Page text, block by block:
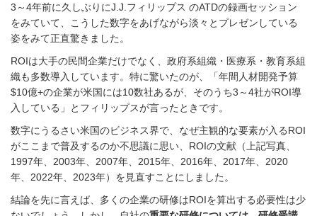
3～4年前に久しぶりにJ.J.フィリップス のATDの録画セッション
をみていて、こうした数字をあげながら淡々とプレゼンしている
姿をみて正直驚きました。
ROIは大手の民間企業だけでなく、政府系組織・医療系・教育系組
織も多数導入しています。特に驚いたのが、「年間人材開発予算
$10億+の企業が米国には10数社あるが、そのうち3～4社がROI導
入している」とフィリップスが言ったときです。
数字にうるさい米国のビジネス界で、なぜ主観的な要素が入るROI
がここまで普及するのか不思議に思い、ROIの文献（上記写真、
1997年、2003年、2007年、2015年、2016年、2017年、2020
年、2022年、2023年）を見直すことにしました。
結論を先に言えば、多くの企業の研修はROIを算出する必要性は少